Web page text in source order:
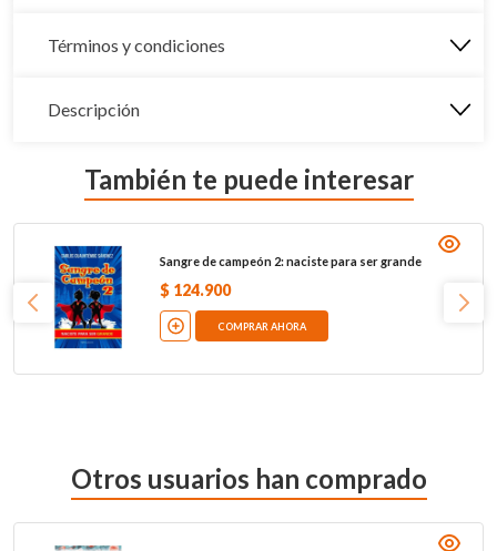
Términos y condiciones
Descripción
También te puede interesar
Sangre de campeón 2: naciste para ser grande
$ 124.900
COMPRAR AHORA
Otros usuarios han comprado